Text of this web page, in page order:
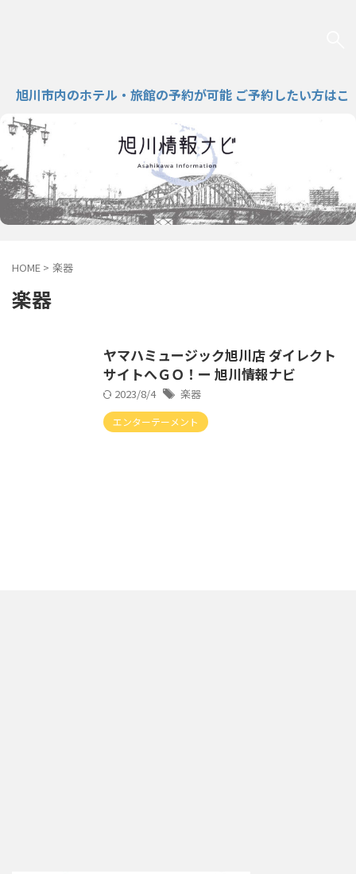
川市内のホテル・旅館の予約が可能 ご予約したい方はこの
HOME > 楽器
楽器
ヤマハミュージック旭川店 ダイレクト
サイトへＧＯ！ー 旭川情報ナビ
2023/8/4 楽器
エンターテーメント